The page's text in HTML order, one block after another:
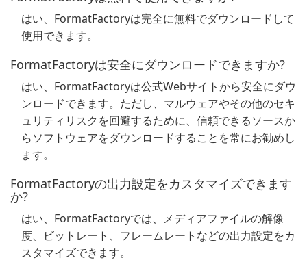
はい、FormatFactoryは完全に無料でダウンロードして
使用できます。
FormatFactoryは安全にダウンロードできますか?
はい、FormatFactoryは公式Webサイトから安全にダウ
ンロードできます。ただし、マルウェアやその他のセキ
ュリティリスクを回避するために、信頼できるソースか
らソフトウェアをダウンロードすることを常にお勧めし
ます。
FormatFactoryの出力設定をカスタマイズできます
か?
はい、FormatFactoryでは、メディアファイルの解像
度、ビットレート、フレームレートなどの出力設定をカ
スタマイズできます。